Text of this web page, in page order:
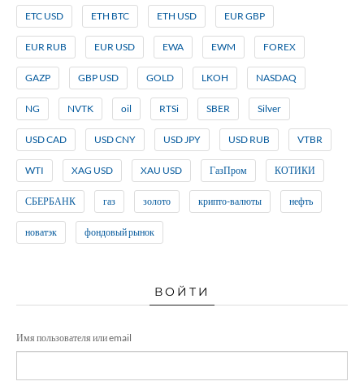
ETC USD ETH BTC ETH USD EUR GBP
EUR RUB EUR USD EWA EWM FOREX
GAZP GBP USD GOLD LKOH NASDAQ
NG NVTK oil RTSi SBER Silver
USD CAD USD CNY USD JPY USD RUB VTBR
WTI XAG USD XAU USD ГазПром КОТИКИ
СБЕРБАНК газ золото крипто-валюты нефть
новатэк фондовый рынок
ВОЙТИ
Имя пользователя или email